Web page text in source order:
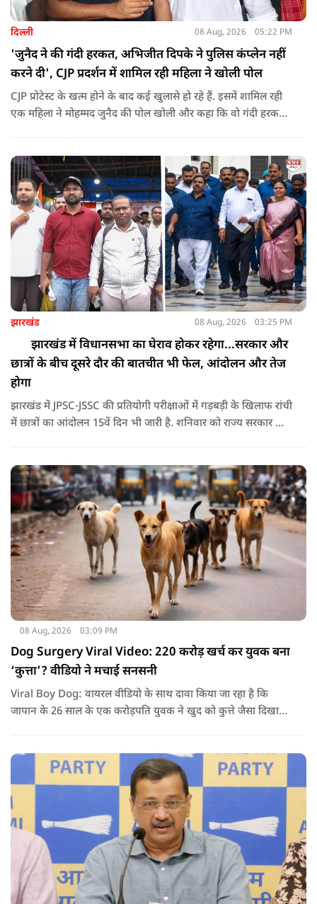
दिल्ली 08 Aug, 2026 05:22 PM
'जुनैद ने की गंदी हरकत, अभिजीत दिपके ने पुलिस कंप्लेन नहीं
करने दी', CJP प्रदर्शन में शामिल रही महिला ने खोली पोल
CJP प्रोटेस्ट के खत्म होने के बाद कई खुलासे हो रहे हैं. इसमें शामिल रही
एक महिला ने मोहम्मद जुनैद की पोल खोली और कहा कि वो गंदी हरकतें
दिया.
झारखंड 08 Aug, 2026 03:25 PM
झारखंड में विधानसभा का घेराव होकर रहेगा...सरकार और
छात्रों के बीच दूसरे दौर की बातचीत भी फेल, आंदोलन और तेज
होगा
झारखंड में JPSC-JSSC की प्रतियोगी परीक्षाओं में गड़बड़ी के खिलाफ रांची
में छात्रों का आंदोलन 15वें दिन भी जारी है. शनिवार को राज्य सरकार और
08 Aug, 2026 03:09 PM
Dog Surgery Viral Video: 220 करोड़ खर्च कर युवक बना
‘कुत्ता’? वीडियो ने मचाई सनसनी
Viral Boy Dog: वायरल वीडियो के साथ दावा किया जा रहा है कि
जापान के 26 साल के एक करोड़पति युवक ने खुद को कुत्ते जैसा दिखाने
करवाईं और अब वह कुत्ते की तरह दिखने, चलने और रहने की कोशिश
करता है.